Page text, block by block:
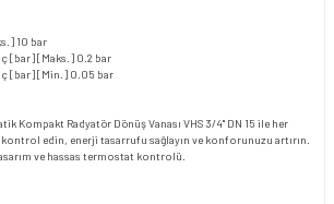
10 bar
[bar] [Maks.] 0.2 bar
[bar] [Min.] 0.05 bar
Kompakt Radyatör Dönüş Vanası VHS 3/4'' DN 15 ile her
kontrol edin, enerji tasarrufu sağlayın ve konforunuzu artırın.
ve hassas termostat kontrolü.